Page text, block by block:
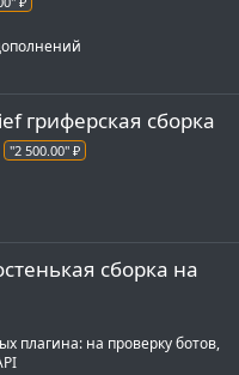
гриферская сборка
"2 500.00" ₽
сборка на
плагина: на проверку ботов,